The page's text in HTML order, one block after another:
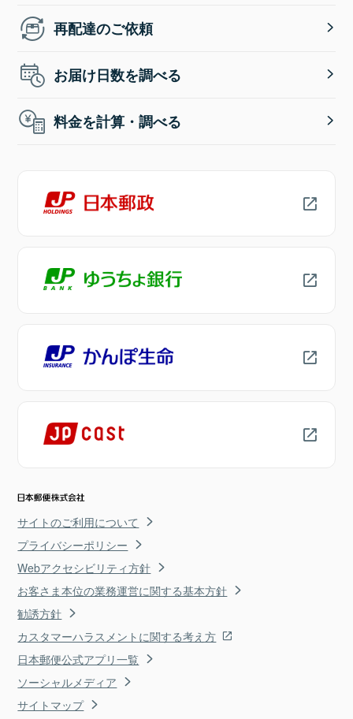
再配達のご依頼
お届け日数を調べる
料金を計算・調べる
サイトのご利用について
プライバシーポリシー
Webアクセシビリティ方針
お客さま本位の業務運営に関する基本方針
勧誘方針
カスタマーハラスメントに関する考え方
日本郵便公式アプリ一覧
ソーシャルメディア
サイトマップ